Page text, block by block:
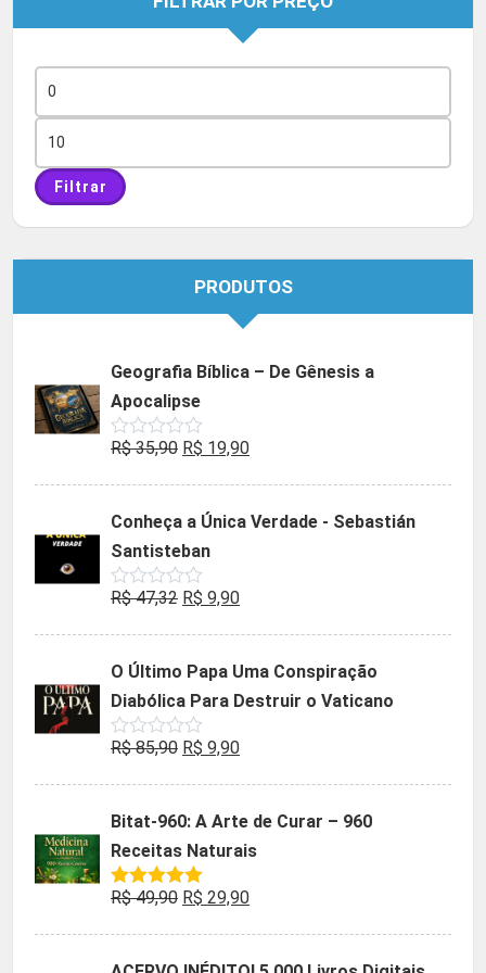
mínimo
máximo
Filtrar
PRODUTOS
Geografia Bíblica – De Gênesis a
Apocalipse
Avaliação
de
R$35,90 O
era:
R$ 35,90.
R$ 19,90O
é:
Conheça a Única Verdade - Sebastián
Santisteban
Avaliação
de
R$47,32 O
era:
R$ 47,32.
R$ 9,90O
é:
R$ 9,90.
O Último Papa Uma Conspiração
Diabólica Para Destruir o Vaticano
Avaliação
de
R$85,90 O
era:
R$ 85,90.
R$ 9,90O
é:
R$ 9,90.
Bitat-960: A Arte de Curar – 960
Receitas Naturais
Avaliação
R$49,90 O
R$ 29,90O